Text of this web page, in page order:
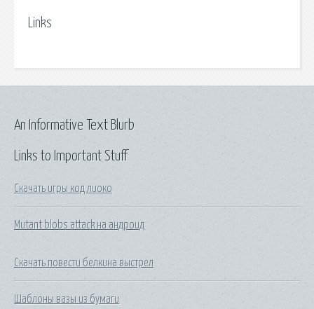
Links
Links to Important Stuff
Скачать игры код лиоко
Mutant blobs attack на андроид
Скачать повести белкина выстрел
Шаблоны вазы из бумаги
An Informative Text Blurb